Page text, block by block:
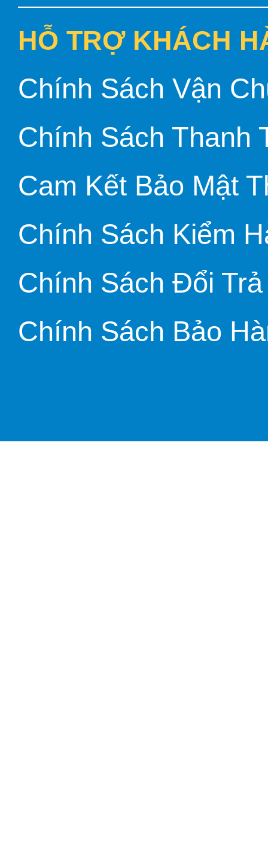
HỖ TRỢ KHÁCH
Chính Sách Vận
Chính Sách Thanh
Cam Kết Bảo Mật
Chính Sách Kiểm
Chính Sách Đổi Trả
Chính Sách Bảo